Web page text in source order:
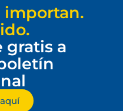
importan.
gratis a